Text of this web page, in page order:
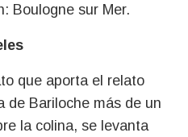
Boulogne sur Mer.
que aporta el relato
de Bariloche más de un
la colina, se levanta